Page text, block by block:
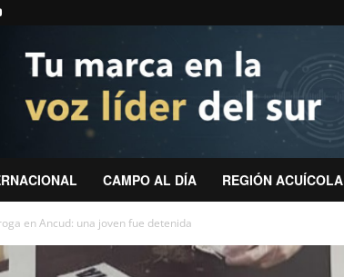
CAMPO AL DÍA REGIÓN ACUÍCOLA
en Ancud: una joven fue detenida